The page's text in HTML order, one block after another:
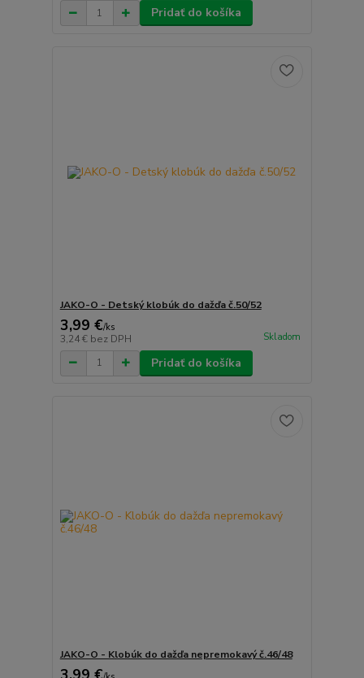
Pridať do košíka
JAKO-O - Detský klobúk do dažďa č.50/52
3,99 €/ks
3,24 € bez DPH Skladom
Pridať do košíka
JAKO-O - Klobúk do dažďa nepremokavý č.46/48